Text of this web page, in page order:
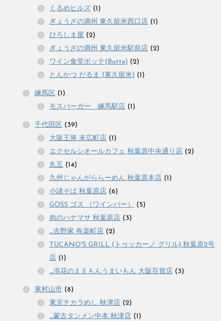
くるめヒルズ (1)
ぎょうざの満州 東久留米西口店 (1)
ひろしま屋 (2)
ぎょうざの満州 東久留米駅前店 (2)
ワイン食堂ボッテ(Botte) (2)
とんかつ だるま (東久留米) (1)
練馬区 (1)
モスバーガー 練馬駅店 (1)
千代田区 (39)
大阪王将 末広町店 (1)
エクセルシオールカフェ 秋葉原中央通り店 (2)
丸五 (14)
九州じゃんがららーめん 秋葉原本店 (1)
小諸そば 秋葉原店 (6)
GOSS ゴス （ワインバー）
(5)
肉のハナマサ 秋葉原店 (3)
_吉野家 有楽町店 (2)
TUCANO'S GRILL (トゥッカーノ グリル) 秋葉原2号
店 (1)
_浪花のええもんうまいもん 大阪百貨店 (3)
東村山市 (8)
東京チカラめし 秋津店 (2)
_蒙古タンメン中本 秋津店 (1)